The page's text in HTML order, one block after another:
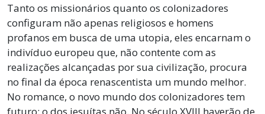
Tanto os missionários quanto os colonizadores
configuram não apenas religiosos e homens
profanos em busca de uma utopia, eles encarnam o
indivíduo europeu que, não contente com as
realizações alcançadas por sua civilização, procura
no final da época renascentista um mundo melhor.
No romance, o novo mundo dos colonizadores tem
futuro; o dos jesuítas não. No século XVIII haverão de